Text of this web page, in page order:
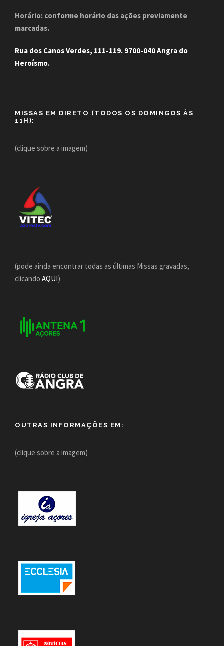
Horário: conforme horário das ações previamente
marcadas.
Rua dos Canos Verdes, 111-119. 9700-040 Angra do
Heroísmo.
MISSAS EM DIRETO (TODOS OS DOMINGOS ÀS
11H):
(clique sobre a imagem)
(pode ainda encontrar todas as últimas Missas gravadas,
clicando AQUI)
OUTRAS INFORMAÇÕES EM:
(clique sobre a imagem)